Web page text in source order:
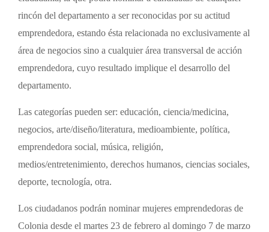
rincón del departamento a ser reconocidas por su actitud
emprendedora, estando ésta relacionada no exclusivamente al
área de negocios sino a cualquier área transversal de acción
emprendedora, cuyo resultado implique el desarrollo del
departamento.
Las categorías pueden ser: educación, ciencia/medicina,
negocios, arte/diseño/literatura, medioambiente, política,
emprendedora social, música, religión,
medios/entretenimiento, derechos humanos, ciencias sociales,
deporte, tecnología, otra.
Los ciudadanos podrán nominar mujeres emprendedoras de
Colonia desde el martes 23 de febrero al domingo 7 de marzo